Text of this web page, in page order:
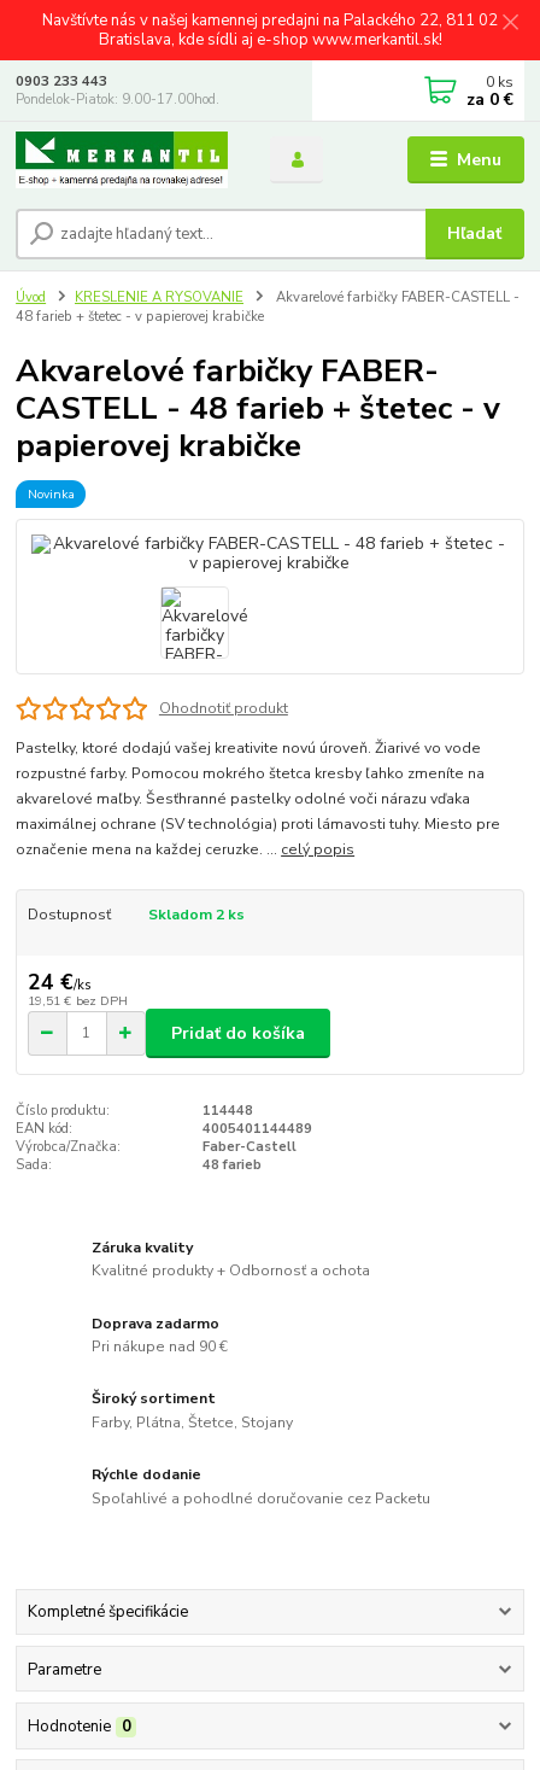
Navštívte nás v našej kamennej predajni na Palackého 22, 811 02
Bratislava, kde sídli aj e-shop www.merkantil.sk!
Menu
Hľadať
0903 233 443
Pondelok-Piatok: 9.00-17.00hod.
0 ks
za 0 €
Úvod KRESLENIE A RYSOVANIE
Akvarelové farbičky FABER-CASTELL -
48 farieb + štetec - v papierovej krabičke
Akvarelové farbičky FABER-
CASTELL - 48 farieb + štetec - v
papierovej krabičke
Novinka
Ohodnotiť produkt
Pastelky, ktoré dodajú vašej kreativite novú úroveň. Žiarivé vo vode
rozpustné farby. Pomocou mokrého štetca kresby ľahko zmeníte na
akvarelové maľby. Šesťhranné pastelky odolné voči nárazu vďaka
maximálnej ochrane (SV technológia) proti lámavosti tuhy. Miesto pre
označenie mena na každej ceruzke. ... celý popis
Dostupnosť Skladom 2 ks
24 €/ks
19,51 € bez DPH
Pridať do košíka
Číslo produktu:
114448
EAN kód:
4005401144489
Výrobca/Značka:
Faber-Castell
Sada:
48 farieb
Záruka kvality
Kvalitné produkty + Odbornosť a ochota
Doprava zadarmo
Pri nákupe nad 90 €
Široký sortiment
Farby, Plátna, Štetce, Stojany
Rýchle dodanie
Spoľahlivé a pohodlné doručovanie cez Packetu
Kompletné špecifikácie
Parametre
Hodnotenie 0